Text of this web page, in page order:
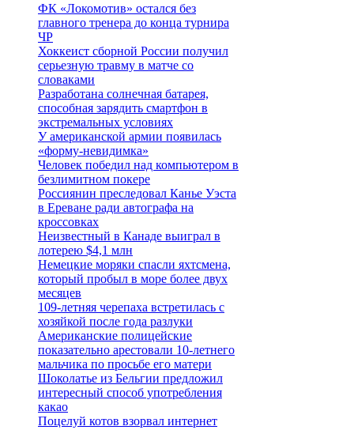
ФК «Локомотив» остался без
главного тренера до конца турнира
ЧР
Хоккеист сборной России получил
серьезную травму в матче со
словаками
Разработана солнечная батарея,
способная зарядить смартфон в
экстремальных условиях
У американской армии появилась
«форму-невидимка»
Человек победил над компьютером в
безлимитном покере
Россиянин преследовал Канье Уэста
в Ереване ради автографа на
кроссовках
Неизвестный в Канаде выиграл в
лотерею $4,1 млн
Немецкие моряки спасли яхтсмена,
который пробыл в море более двух
месяцев
109-летняя черепаха встретилась с
хозяйкой после года разлуки
Американские полицейские
показательно арестовали 10-летнего
мальчика по просьбе его матери
Шоколатье из Бельгии предложил
интересный способ употребления
какао
Поцелуй котов взорвал интернет